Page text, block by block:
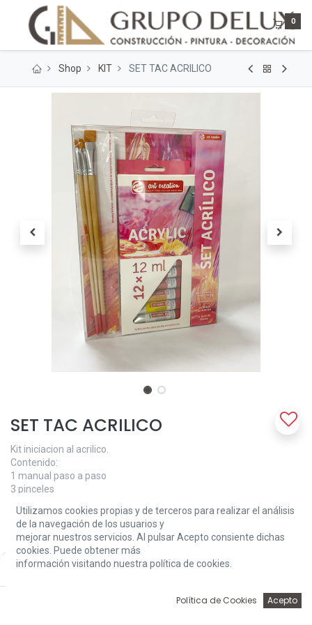
Price:
Add to Cart
0
Shop KIT SET TAC ACRILICO
SET TAC ACRILICO
Kit iniciacion al acrilico.
Contenido:
1 manual paso a paso
3 pinceles
1 block de hojas
32,00 €
Utilizamos cookies propias y de terceros para realizar el análisis
de la navegación de los usuarios y
mejorar nuestros servicios. Al pulsar Acepto consiente dichas
cookies. Puede obtener más
información visitando nuestra política de cookies.
Política de Cookies Acepto